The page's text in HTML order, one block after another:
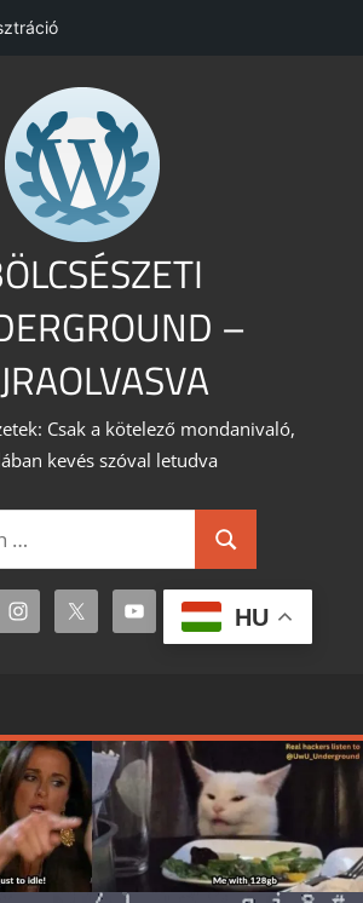
–
Csak a kötelező mondanivaló,
kevés szóval letudva
Search
HU